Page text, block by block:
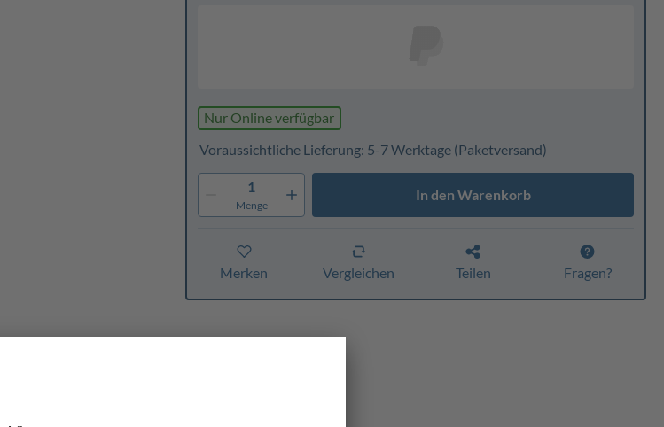
Nur Online verfügbar
Voraussichtliche Lieferung: 5-7 Werktage(Paketversand)
1
Menge
In den Warenkorb
Merken Vergleichen Teilen Fragen?